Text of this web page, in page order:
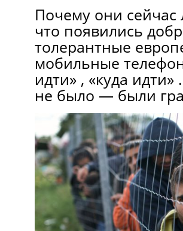
Почему они сейчас
что появились
толерантные
мобильные
идти» , «куда
не было — были